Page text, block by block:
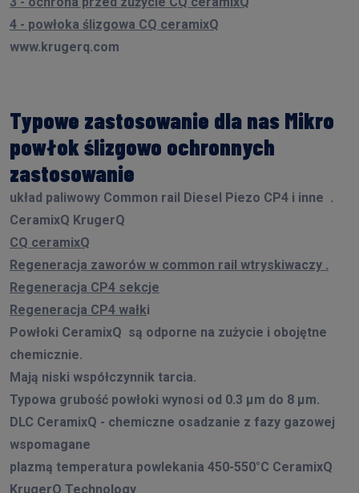
4 - powłoka ślizgowa CQ ceramixQ
www.krugerq.com
Typowe zastosowanie dla nas Mikro
powłok ślizgowo ochronnych
zastosowanie
układ paliwowy Common rail Diesel Piezo CP4 i inne .
CeramixQ KrugerQ
CQ ceramixQ
Regeneracja zaworów w common rail wtryskiwaczy .
Regeneracja CP4 sekcje
Regeneracja CP4 wałki
Powłoki CeramixQ są odporne na zużycie i obojętne
chemicznie.
Mają niski współczynnik tarcia.
Typowa grubość powłoki wynosi od 0.3 µm do 8 µm.
DLC CeramixQ - chemiczne osadzanie z fazy gazowej
wspomagane
plazmą temperatura powlekania 450-550°C CeramixQ
KrugerQ Technology